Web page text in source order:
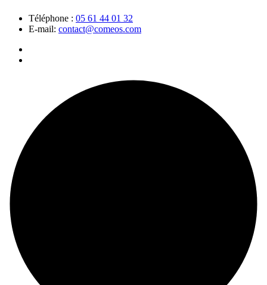
Téléphone : 05 61 44 01 32
E-mail: contact@comeos.com